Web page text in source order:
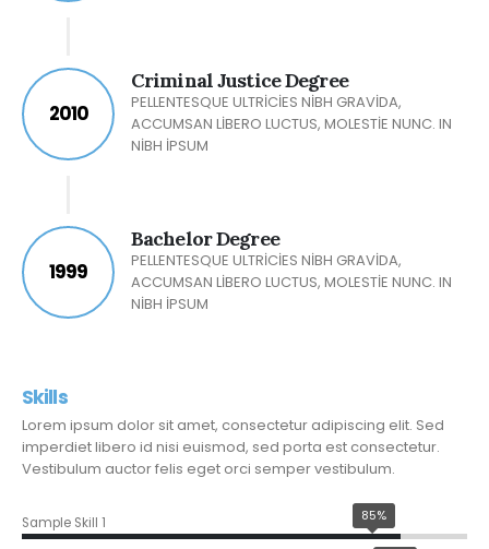
2010
Criminal Justice Degree
PELLENTESQUE ULTRICIES NIBH GRAVIDA,
ACCUMSAN LIBERO LUCTUS, MOLESTIE NUNC. IN
NIBH IPSUM
1999
Bachelor Degree
PELLENTESQUE ULTRICIES NIBH GRAVIDA,
ACCUMSAN LIBERO LUCTUS, MOLESTIE NUNC. IN
NIBH IPSUM
Skills
Lorem ipsum dolor sit amet, consectetur adipiscing elit. Sed
imperdiet libero id nisi euismod, sed porta est consectetur.
Vestibulum auctor felis eget orci semper vestibulum.
Sample Skill 1 85%